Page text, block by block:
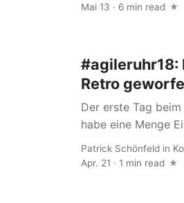
Mai 13 · 6 min read
#agileruhr18:
Retro
Der erste Tag
habe eine Menge
Patrick Schönfeld in
Apr. 21 · 1 min read